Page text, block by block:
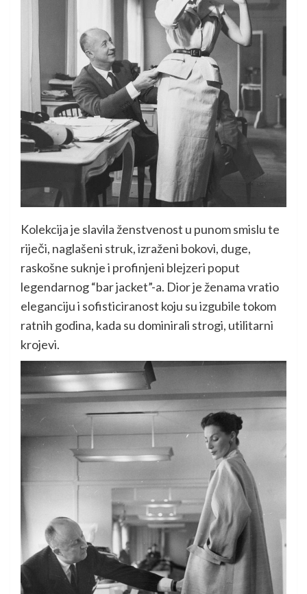
Kolekcija je slavila ženstvenost u punom smislu te
riječi, naglašeni struk, izraženi bokovi, duge,
raskošne suknje i profinjeni blejzeri poput
legendarnog “bar jacket”-a. Dior je ženama vratio
eleganciju i sofisticiranost koju su izgubile tokom
ratnih godina, kada su dominirali strogi, utilitarni
krojevi.